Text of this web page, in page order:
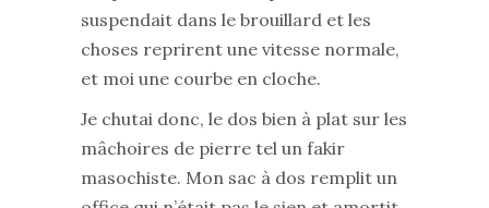
suspendait dans le brouillard et les
choses reprirent une vitesse normale,
et moi une courbe en cloche.
Je chutai donc, le dos bien à plat sur les
mâchoires de pierre tel un fakir
masochiste. Mon sac à dos remplit un